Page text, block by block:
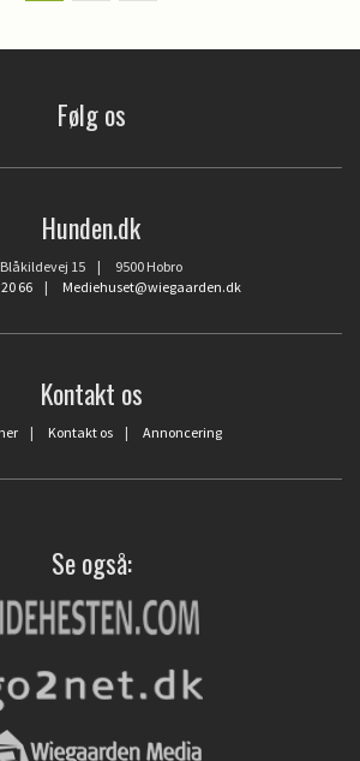
Følg os
Hunden.dk
Blåkildevej 15 | 9500 Hobro
66| Mediehuset@wiegaarden.dk
Kontakt os
| Kontakt os | Annoncering
Se også: